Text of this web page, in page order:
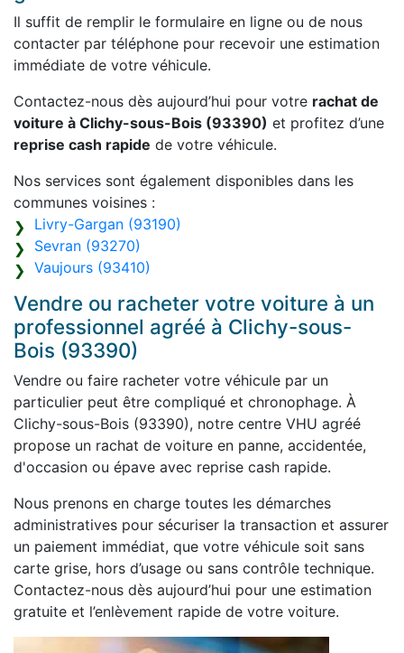
Il suffit de remplir le formulaire en ligne ou de nous
contacter par téléphone pour recevoir une estimation
immédiate de votre véhicule.
Contactez-nous dès aujourd’hui pour votre rachat de
voiture à Clichy-sous-Bois (93390) et profitez d’une
reprise cash rapide de votre véhicule.
Nos services sont également disponibles dans les
communes voisines :
Livry-Gargan (93190)
Sevran (93270)
Vaujours (93410)
Vendre ou racheter votre voiture à un
professionnel agréé à Clichy-sous-
Bois (93390)
Vendre ou faire racheter votre véhicule par un
particulier peut être compliqué et chronophage. À
Clichy-sous-Bois (93390), notre centre VHU agréé
propose un rachat de voiture en panne, accidentée,
d'occasion ou épave avec reprise cash rapide.
Nous prenons en charge toutes les démarches
administratives pour sécuriser la transaction et assurer
un paiement immédiat, que votre véhicule soit sans
carte grise, hors d’usage ou sans contrôle technique.
Contactez-nous dès aujourd’hui pour une estimation
gratuite et l’enlèvement rapide de votre voiture.